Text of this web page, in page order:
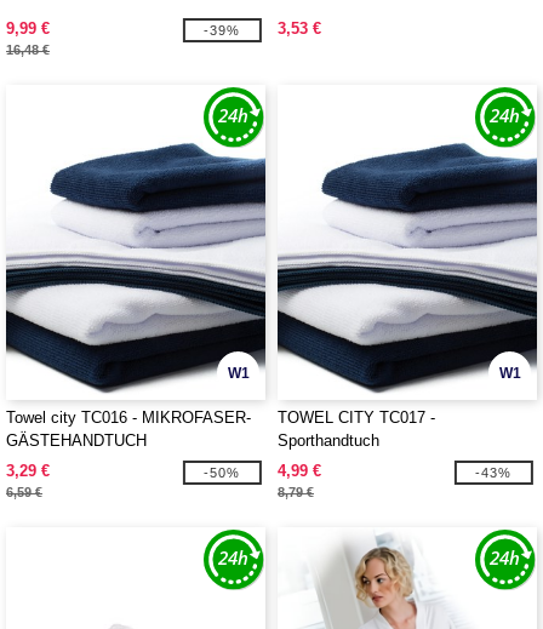
9,99 €
16,48 €
-39% 3,53 €
W1
Towel city TC016 - MIKROFASER-
GÄSTEHANDTUCH
3,29 €
6,59 €
-50%
W1
TOWEL CITY TC017 -
Sporthandtuch
4,99 €
8,79 €
-43%